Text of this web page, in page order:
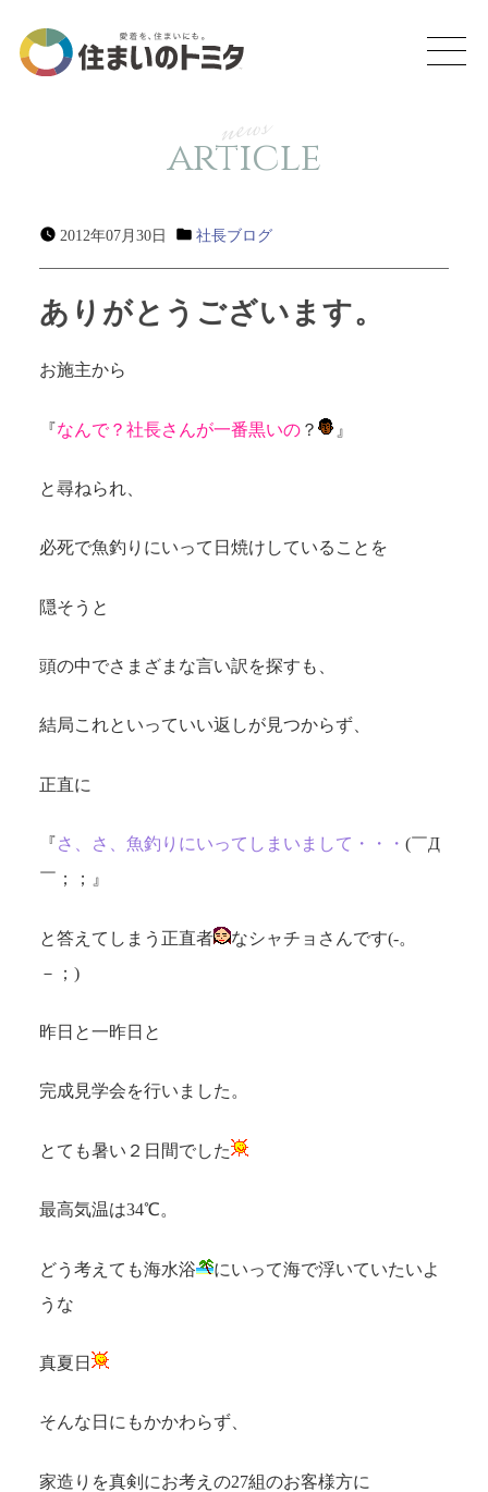
news
article
2012年07月30日 社長ブログ
ありがとうございます。
お施主から
『なんで？社長さんが一番黒いの？ 』
と尋ねられ、
必死で魚釣りにいって日焼けしていることを
隠そうと
頭の中でさまざまな言い訳を探すも、
結局これといっていい返しが見つからず、
正直に
『さ、さ、魚釣りにいってしまいまして・・・ (￣Д
￣；；』
と答えてしまう正直者
なシャチョさんです(-。
－；)
昨日と一昨日と
完成見学会を行いました。
とても暑い２日間でした
最高気温は34℃。
どう考えても海水浴
にいって海で浮いていたいよ
うな
真夏日
そんな日にもかかわらず、
家造りを真剣にお考えの27組のお客様方に